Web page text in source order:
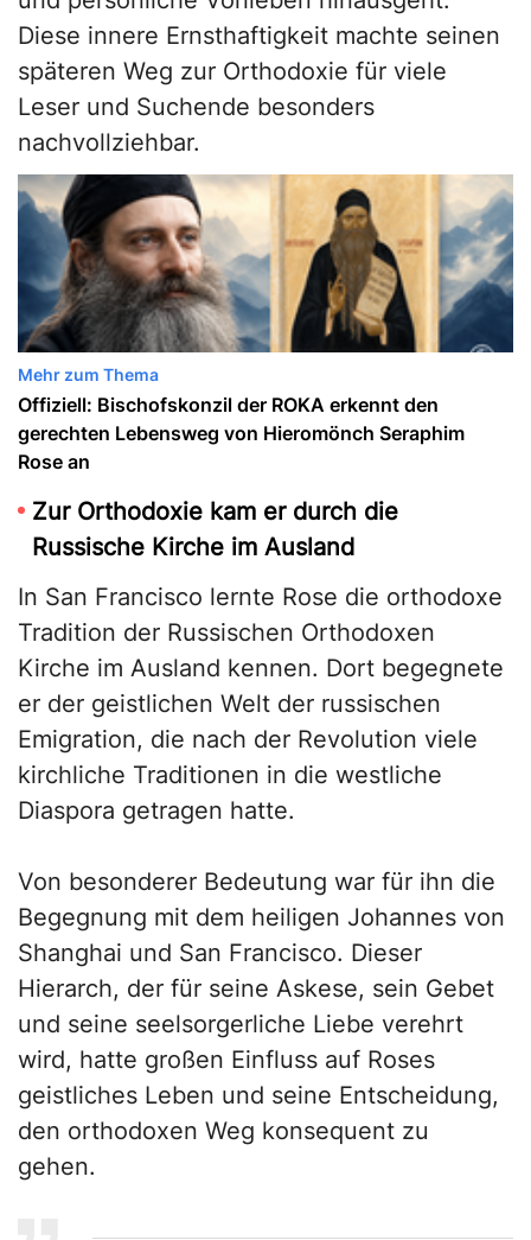
Diese innere Ernsthaftigkeit machte seinen
späteren Weg zur Orthodoxie für viele
Leser und Suchende besonders
nachvollziehbar.
Mehr zum Thema
Offiziell: Bischofskonzil der ROKA erkennt den
gerechten Lebensweg von Hieromönch Seraphim
Rose an
Zur Orthodoxie kam er durch die
Russische Kirche im Ausland
In San Francisco lernte Rose die orthodoxe
Tradition der Russischen Orthodoxen
Kirche im Ausland kennen. Dort begegnete
er der geistlichen Welt der russischen
Emigration, die nach der Revolution viele
kirchliche Traditionen in die westliche
Diaspora getragen hatte.
Von besonderer Bedeutung war für ihn die
Begegnung mit dem heiligen Johannes von
Shanghai und San Francisco. Dieser
Hierarch, der für seine Askese, sein Gebet
und seine seelsorgerliche Liebe verehrt
wird, hatte großen Einfluss auf Roses
geistliches Leben und seine Entscheidung,
den orthodoxen Weg konsequent zu
gehen.